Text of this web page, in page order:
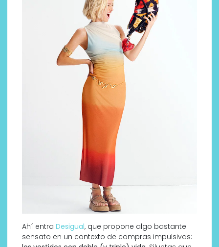
Ahí entra Desigual, que propone algo bastante
sensato en un contexto de compras impulsivas: